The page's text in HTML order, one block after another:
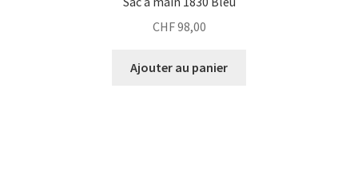
CHF98,00
Ajouter au panier